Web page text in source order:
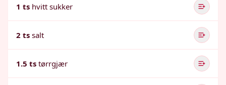
1 ts hvitt sukker
2 ts salt
1.5 ts tørrgjær